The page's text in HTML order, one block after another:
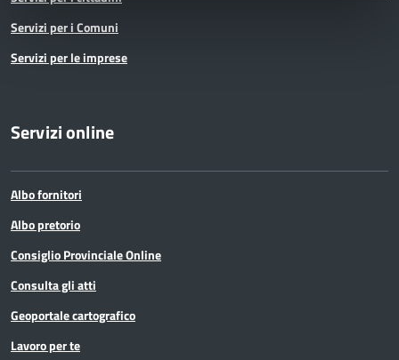
Servizi per i Comuni
Servizi per le imprese
Servizi online
Albo fornitori
Albo pretorio
Consiglio Provinciale Online
Consulta gli atti
Geoportale cartografico
Lavoro per te